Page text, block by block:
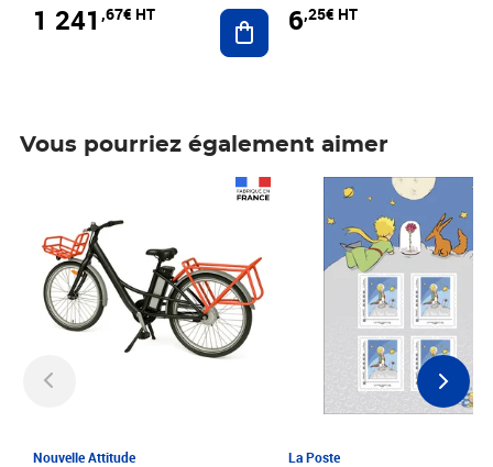
1 241 ,67€ HT Ajouter au panier
6,25€ HT
Vous pourriez également aimer
Nouvelle Attitude La Poste
Prix 6,25€ HT